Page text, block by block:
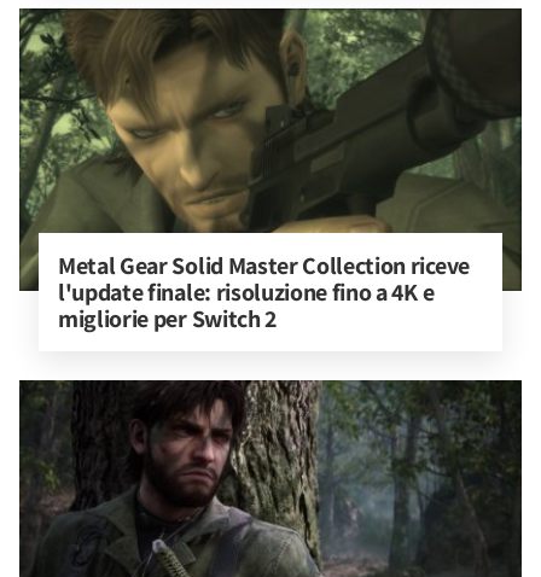
Metal Gear Solid Master Collection riceve
l'update finale: risoluzione fino a 4K e
migliorie per Switch 2